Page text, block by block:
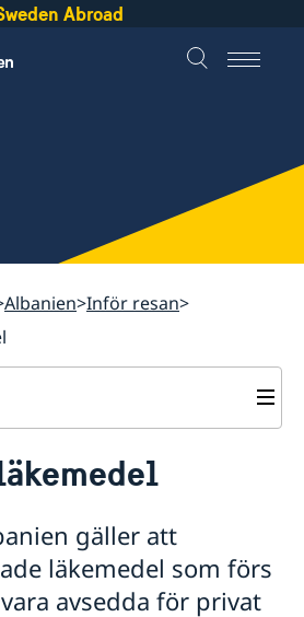
Abroad
Albanien Inför resan
i Albanien
gäller att
läkemedel som förs
avsedda för privat